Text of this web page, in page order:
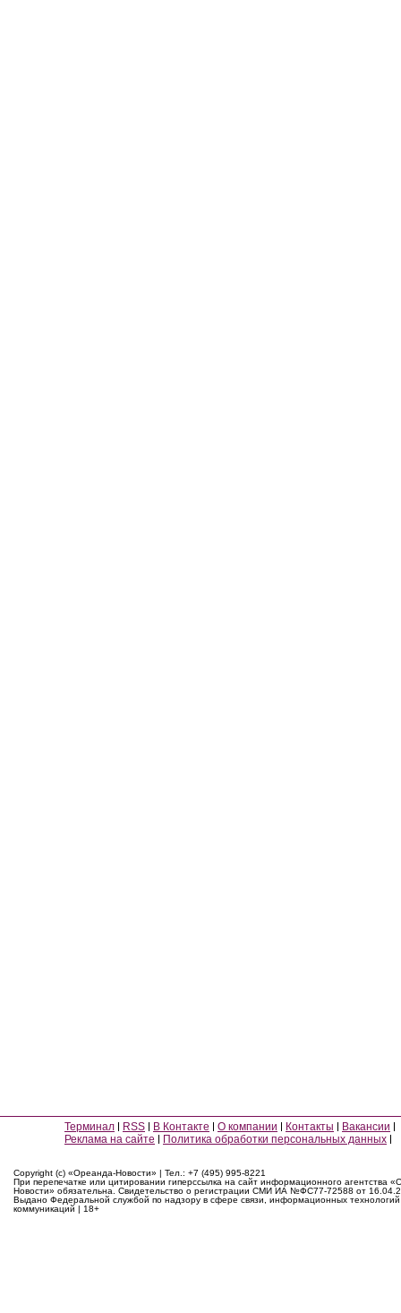
Терминал RSS В Контакте О компании Контакты
Вакансии
Реклама на сайте
Политика обработки персональных данных
Copyright (c) «Ореанда-Новости» | Тел.: +7 (495) 995-8221
При перепечатке или цитировании гиперссылка на сайт информационного агентства
Новости» обязательна. Свидетельство о регистрации СМИ ИА №ФС77-72588 от
Выдано Федеральной службой по надзору в сфере связи, информационных
коммуникаций | 18+